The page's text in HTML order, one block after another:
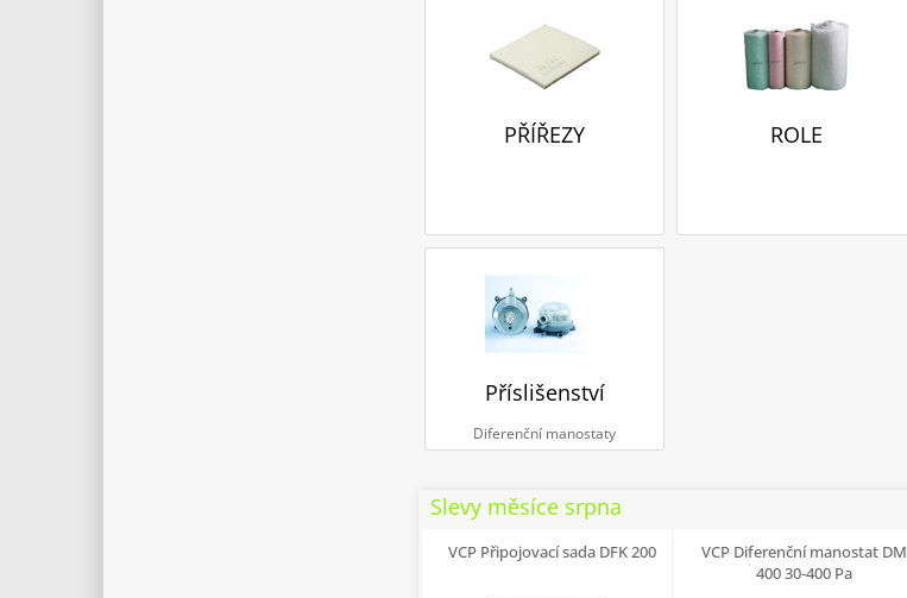
PŘÍŘEZY ROLE
Příslišenství
Diferenční manostaty
Slevy měsíce srpna
VCP Připojovací sada DFK 200
VCP Diferenční manostat DM
400 30-400 Pa